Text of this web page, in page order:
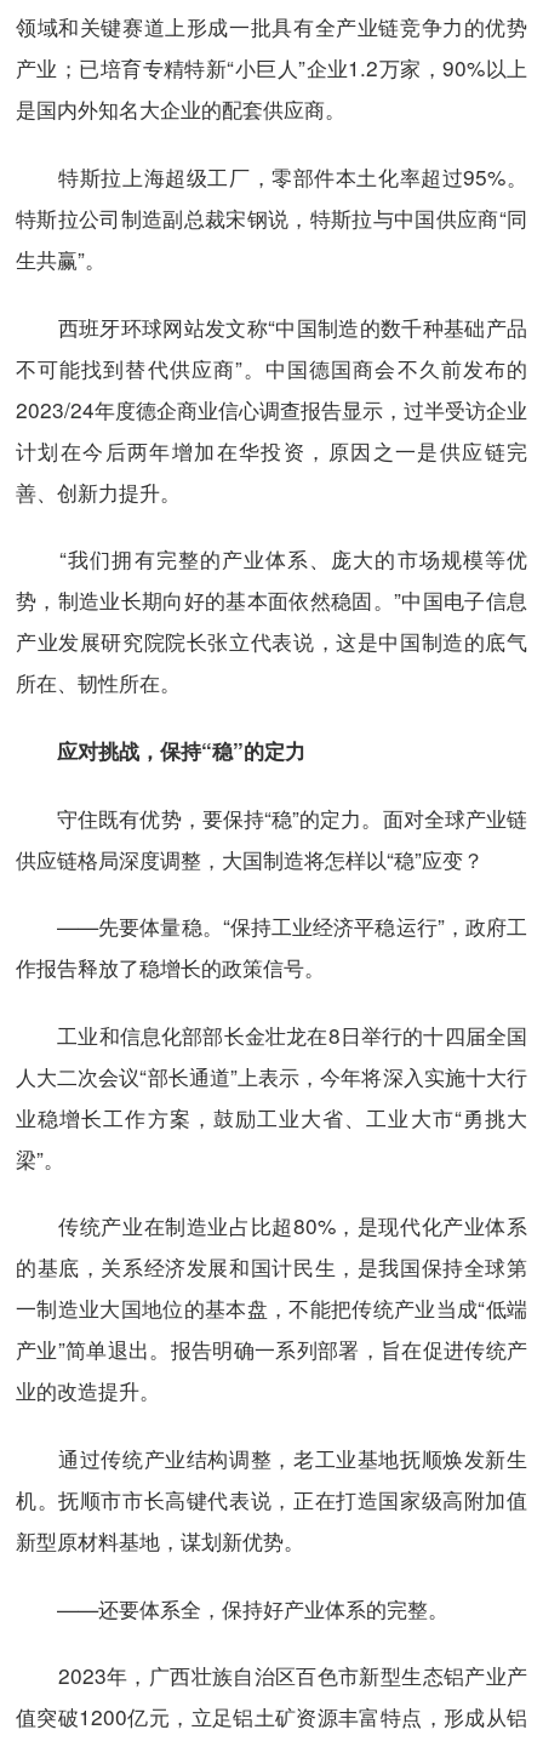
领域和关键赛道上形成一批具有全产业链竞争力的优势
产业；已培育专精特新“小巨人”企业1.2万家，90%以上
是国内外知名大企业的配套供应商。
特斯拉上海超级工厂，零部件本土化率超过95%。
特斯拉公司制造副总裁宋钢说，特斯拉与中国供应商“同
生共赢”。
西班牙环球网站发文称“中国制造的数千种基础产品
不可能找到替代供应商”。中国德国商会不久前发布的
2023/24年度德企商业信心调查报告显示，过半受访企业
计划在今后两年增加在华投资，原因之一是供应链完
善、创新力提升。
“我们拥有完整的产业体系、庞大的市场规模等优
势，制造业长期向好的基本面依然稳固。”中国电子信息
产业发展研究院院长张立代表说，这是中国制造的底气
所在、韧性所在。
应对挑战，保持“稳”的定力
守住既有优势，要保持“稳”的定力。面对全球产业链
供应链格局深度调整，大国制造将怎样以“稳”应变？
——先要体量稳。“保持工业经济平稳运行”，政府工
作报告释放了稳增长的政策信号。
工业和信息化部部长金壮龙在8日举行的十四届全国
人大二次会议“部长通道”上表示，今年将深入实施十大行
业稳增长工作方案，鼓励工业大省、工业大市“勇挑大
梁”。
传统产业在制造业占比超80%，是现代化产业体系
的基底，关系经济发展和国计民生，是我国保持全球第
一制造业大国地位的基本盘，不能把传统产业当成“低端
产业”简单退出。报告明确一系列部署，旨在促进传统产
业的改造提升。
通过传统产业结构调整，老工业基地抚顺焕发新生
机。抚顺市市长高键代表说，正在打造国家级高附加值
新型原材料基地，谋划新优势。
——还要体系全，保持好产业体系的完整。
2023年，广西壮族自治区百色市新型生态铝产业产
值突破1200亿元，立足铝土矿资源丰富特点，形成从铝